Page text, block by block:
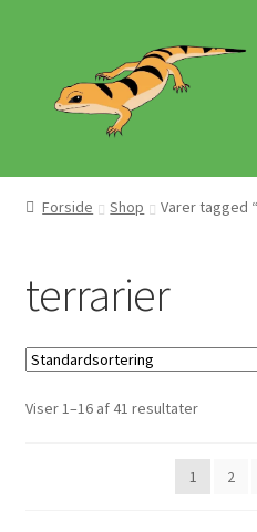
navigation
indhold
Hjem
Mærker
Pasningsvejledninger
Forside Shop Varer tagged
terrarier
Viser 1–16 af 41 resultater
1 2